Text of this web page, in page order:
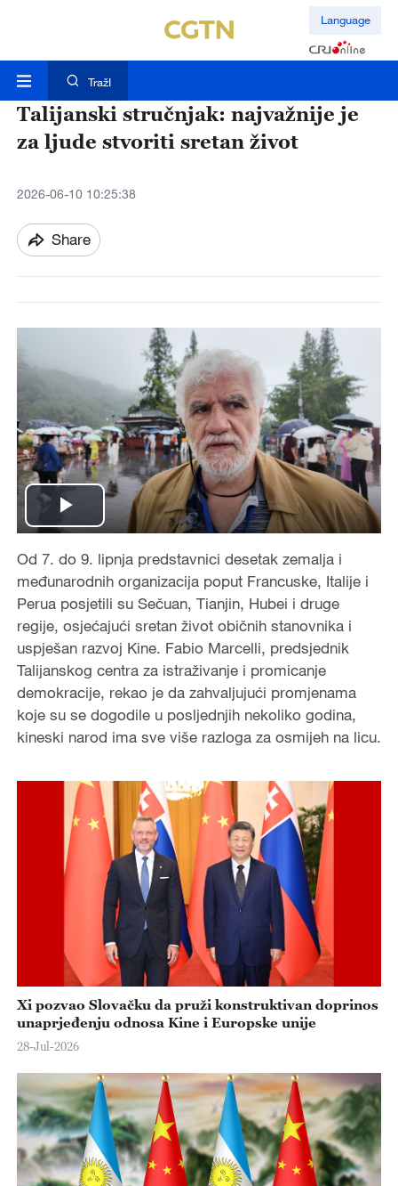
Language
TražI
Talijanski stručnjak: najvažnije je
za ljude stvoriti sretan život
2026-06-10 10:25:38
Share
P
l
a
y
V
i
e
o
Od 7. do 9. lipnja predstavnici desetak zemalja i
međunarodnih organizacija poput Francuske, Italije i
Perua posjetili su Sečuan, Tianjin, Hubei i druge
regije, osjećajući sretan život običnih stanovnika i
uspješan razvoj Kine. Fabio Marcelli, predsjednik
Talijanskog centra za istraživanje i promicanje
demokracije, rekao je da zahvaljujući promjenama
koje su se dogodile u posljednjih nekoliko godina,
kineski narod ima sve više razloga za osmijeh na licu.
Xi pozvao Slovačku da pruži konstruktivan doprinos
unaprjeđenju odnosa Kine i Europske unije
28-Jul-2026